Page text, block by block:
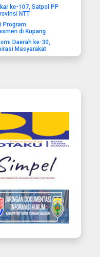
ke-107, Satpol PP
NTT
Program
di Kupang
Daerah ke-30,
Masyarakat